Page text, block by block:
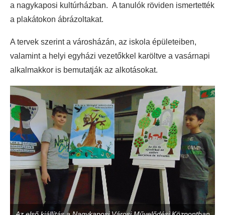
a nagykaposi kultúrházban. A tanulók röviden ismertették
a plakátokon ábrázoltakat.
A tervek szerint a városházán, az iskola épületeiben,
valamint a helyi egyházi vezetőkkel karöltve a vasárnapi
alkalmakkor is bemutatják az alkotásokat.